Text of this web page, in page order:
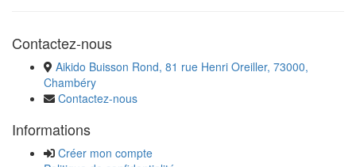
Contactez-nous
Aikido Buisson Rond, 81 rue Henri Oreiller, 73000,
Chambéry
Contactez-nous
Informations
Créer mon compte